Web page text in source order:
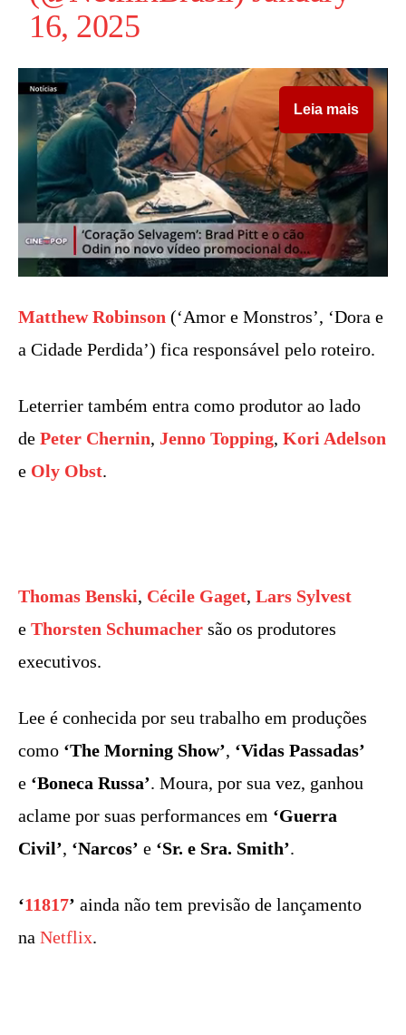
16, 2025
Leia mais
Matthew Robinson (‘Amor e Monstros’, ‘Dora e
a Cidade Perdida’) fica responsável pelo roteiro.
Leterrier também entra como produtor ao lado
de Peter Chernin, Jenno Topping, Kori Adelson
e Oly Obst.
Thomas Benski, Cécile Gaget, Lars Sylvest
e Thorsten Schumacher são os produtores
executivos.
Lee é conhecida por seu trabalho em produções
como ‘The Morning Show’, ‘Vidas Passadas’
e ‘Boneca Russa’. Moura, por sua vez, ganhou
aclame por suas performances em ‘Guerra
Civil’, ‘Narcos’ e ‘Sr. e Sra. Smith’.
‘11817’ ainda não tem previsão de lançamento
na Netflix.